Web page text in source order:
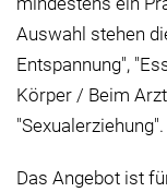
Auswahl stehen
Entspannung",
Körper / Beim
"Sexualerziehung".
Das Angebot ist